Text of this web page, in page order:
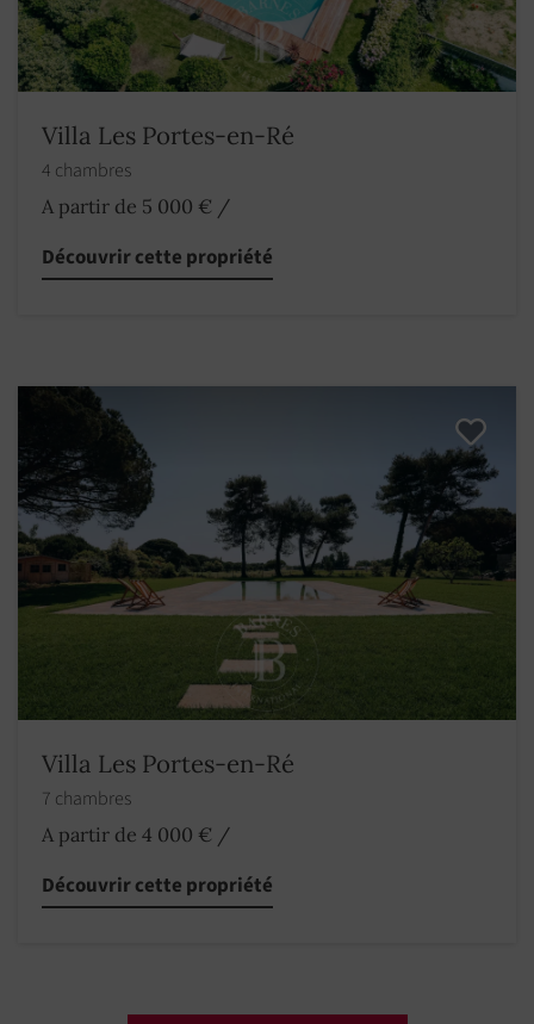
Villa Les Portes-en-Ré
4 chambres
A partir de 5 000 € /
Découvrir cette propriété
Villa Les Portes-en-Ré
7 chambres
A partir de 4 000 € /
Découvrir cette propriété